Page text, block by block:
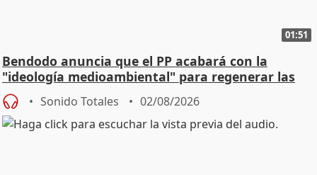
01:51
Bendodo anuncia que el PP acabará con la
"ideología medioambiental" para regenerar las
playas
Sonido Totales 02/08/2026